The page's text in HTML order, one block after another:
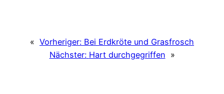
« Vorheriger: Bei Erdkröte und Grasfrosch
Nächster: Hart durchgegriffen »